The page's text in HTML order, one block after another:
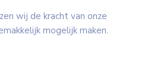
wij de kracht van onze
mogelijk maken.